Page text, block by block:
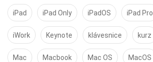
iPad iPad Only iPadOS iPad Pro
iWork Keynote klávesnice kurz
Mac Macbook Mac OS MacOS